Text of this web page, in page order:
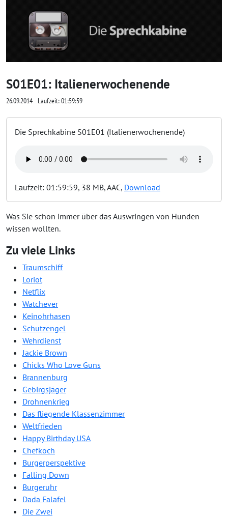
S01E01: Italienerwochenende
26.09.2014 ∙ Laufzeit: 01:59:59
Die Sprechkabine S01E01 (Italienerwochenende)
Laufzeit: 01:59:59, 38 MB, AAC, Download
Was Sie schon immer über das Auswringen von Hunden
wissen wollten.
Zu viele Links
Traumschiff
Loriot
Netflix
Watchever
Keinohrhasen
Schutzengel
Wehrdienst
Jackie Brown
Chicks Who Love Guns
Brannenburg
Gebirgsjäger
Drohnenkrieg
Das fliegende Klassenzimmer
Weltfrieden
Happy Birthday USA
Chefkoch
Burgerperspektive
Falling Down
Burgeruhr
Dada Falafel
Die Zwei